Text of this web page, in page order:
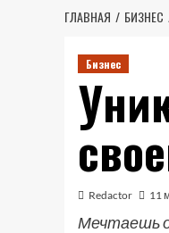
ГЛАВНАЯ БИЗНЕС
Бизнес
Redactor 11
Мечтаешь о